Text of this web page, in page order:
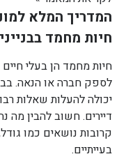
המדריך המלא
חיות מחמד
חיות מחמד הן בעלי
לספק חברה או הנאה.
יכולה להעלות שאלות
דיירים. חשוב להבין מה
קרובות נושאים כמו
בעייתיים.